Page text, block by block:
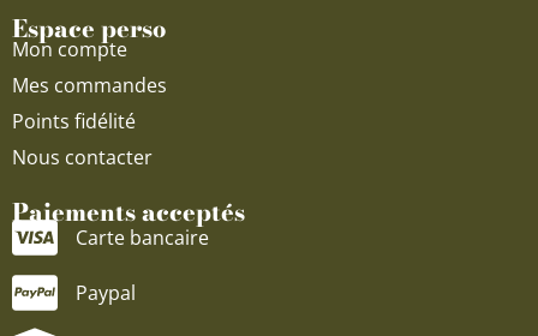
Espace perso
Mon compte
Mes commandes
Points fidélité
Nous contacter
Paiements acceptés
Carte bancaire
Paypal